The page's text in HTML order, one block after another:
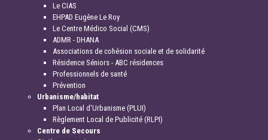
Le CIAS
EHPAD Eugène Le Roy
Le Centre Médico Social (CMS)
ADMR - DHANA
Associations de cohésion sociale et de solidarité
Résidence Séniors - ABC résidences
Professionnels de santé
Prévention
Urbanisme/habitat
Plan Local d'Urbanisme (PLUI)
Règlement Local de Publicité (RLPI)
Centre de Secours